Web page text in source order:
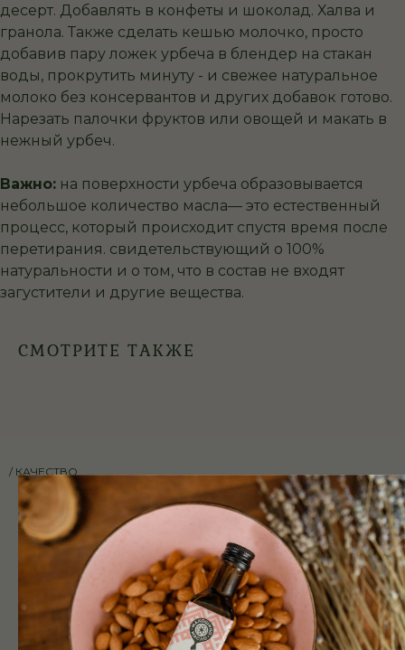
десерт. Добавлять в конфеты и шоколад. Халва и
гранола. Также сделать кешью молочко, просто
добавив пару ложек урбеча в блендер на стакан
воды, прокрутить минуту - и свежее натуральное
молоко без консервантов и других добавок готово.
Нарезать палочки фруктов или овощей и макать в
нежный урбеч.
Важно: на поверхности урбеча образовывается
небольшое количество масла— это естественный
процесс, который происходит спустя время после
перетирания. свидетельствующий о 100%
натуральности и о том, что в состав не входят
загустители и другие вещества.
СМОТРИТЕ ТАКЖЕ
ПОЧЕМУ НАША
ПРОДУКЦИЯТАКАЯ
ПОЛЕЗНАЯ
/ КАЧЕСТВО